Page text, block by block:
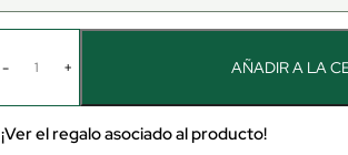
- + AÑADIR A LA
¡Ver el regalo asociado al producto!